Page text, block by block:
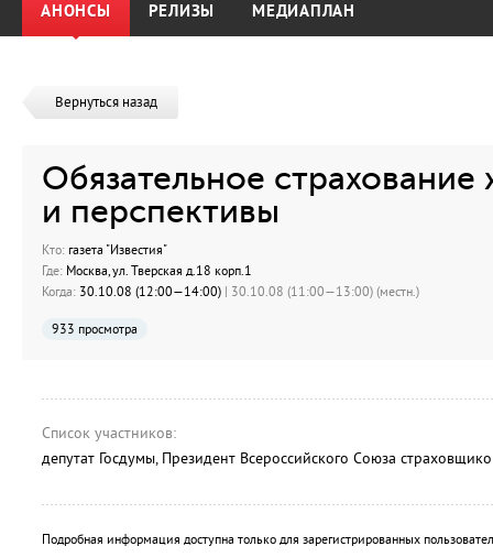
АНОНСЫ РЕЛИЗЫ МЕДИАПЛАН
Вернуться назад
Обязательное страхование
и перспективы
Кто: газета "Известия"
Где: Москва, ул. Тверская д.18 корп.1
Когда: 30.10.08 (12:00—14:00) | 30.10.08 (11:00—13:00) (местн.)
933 просмотра
Список участников:
депутат Госдумы, Президент Всероссийского Союза
Подробная информация доступна только для зарегистрированных